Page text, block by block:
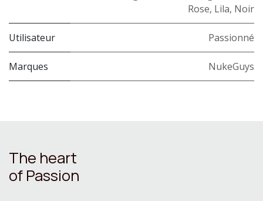
Rose, Lila, Noir
Utilisateur Passionné
Marques NukeGuys
The heart
of Passion